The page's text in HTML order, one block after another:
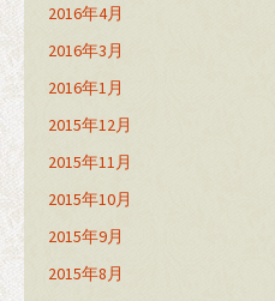
2016年4月
2016年3月
2016年1月
2015年12月
2015年11月
2015年10月
2015年9月
2015年8月